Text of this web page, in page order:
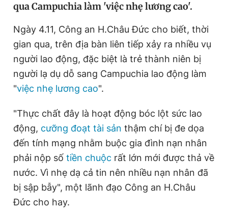
Sản phẩm khác
Tiện ích Bạn cần biết
Thông tin tòa soạn Liên hệ quảng cáo
Đọc Thanh Niên trên điện thoại
qua Campuchia làm 'việc nhẹ lương cao'.
Ngày 4.11, Công an H.Châu Đức cho biết, thời
gian qua, trên địa bàn liên tiếp xảy ra nhiều vụ
người lao động, đặc biệt là trẻ thành niên bị
người lạ dụ dỗ sang Campuchia lao động làm
"việc nhẹ lương cao".
"Thực chất đây là hoạt động bóc lột sức lao
động, cưỡng đoạt tài sản thậm chí bị đe dọa
đến tính mạng nhằm buộc gia đình nạn nhân
phải nộp số tiền chuộc rất lớn mới được thả về
nước. Vì nhẹ dạ cả tin nên nhiều nạn nhân đã
bị sập bẫy", một lãnh đạo Công an H.Châu
Đức cho hay.